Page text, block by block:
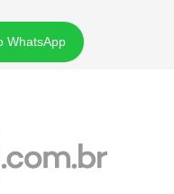
WhatsApp